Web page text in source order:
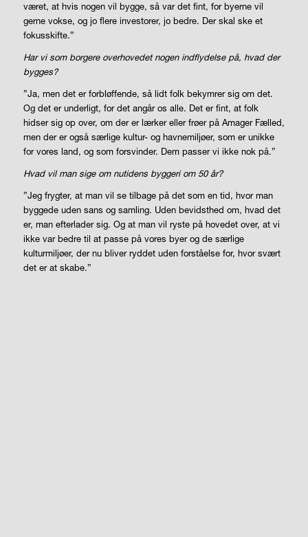
været, at hvis nogen vil bygge, så var det fint, for byerne vil
gerne vokse, og jo flere investorer, jo bedre. Der skal ske et
fokusskifte.”
Har vi som borgere overhovedet nogen indflydelse på, hvad der
bygges?
”Ja, men det er forbløffende, så lidt folk bekymrer sig om det.
Og det er underligt, for det angår os alle. Det er fint, at folk
hidser sig op over, om der er lærker eller frøer på Amager Fælled,
men der er også særlige kultur- og havnemiljøer, som er unikke
for vores land, og som forsvinder. Dem passer vi ikke nok på.”
Hvad vil man sige om nutidens byggeri om 50 år?
”Jeg frygter, at man vil se tilbage på det som en tid, hvor man
byggede uden sans og samling. Uden bevidsthed om, hvad det
er, man efterlader sig. Og at man vil ryste på hovedet over, at vi
ikke var bedre til at passe på vores byer og de særlige
kulturmiljøer, der nu bliver ryddet uden forståelse for, hvor svært
det er at skabe.”